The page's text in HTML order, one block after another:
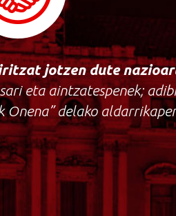
jotzen dute
eta aintzatespenek;
delako